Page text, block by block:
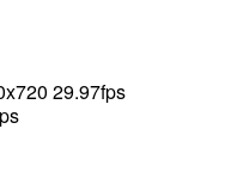
29.97fps